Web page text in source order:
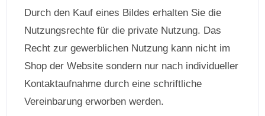
Durch den Kauf eines Bildes erhalten Sie die
Nutzungsrechte für die private Nutzung. Das
Recht zur gewerblichen Nutzung kann nicht im
Shop der Website sondern nur nach individueller
Kontaktaufnahme durch eine schriftliche
Vereinbarung erworben werden.